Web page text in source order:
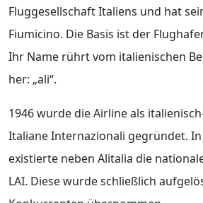
Fluggesellschaft Italiens und hat
Fiumicino. Die Basis ist der
Ihr Name rührt vom italienischen
her: „ali“.
1946 wurde die Airline als
Italiane Internazionali gegründet. In
existierte neben Alitalia die
LAI. Diese wurde schließlich